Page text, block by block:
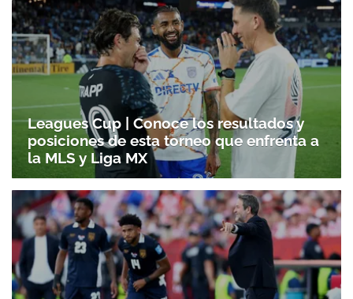
Leagues Cup | Conoce los resultados y
posiciones de esta torneo que enfrenta a
la MLS y Liga MX